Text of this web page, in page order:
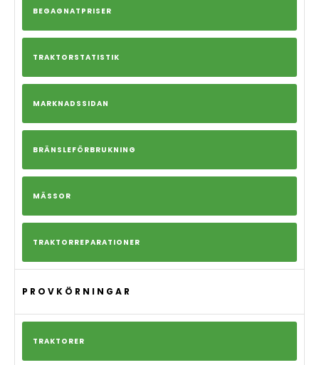
BEGAGNATPRISER
TRAKTORSTATISTIK
MARKNADSSIDAN
BRÄNSLEFÖRBRUKNING
MÄSSOR
TRAKTORREPARATIONER
PROVKÖRNINGAR
TRAKTORER